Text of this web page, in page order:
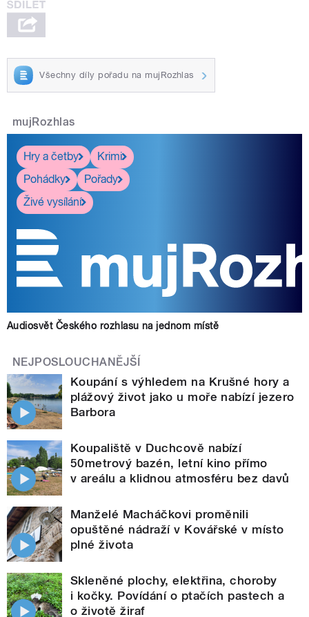
Všechny díly pořadu na mujRozhlas
mujRozhlas
Hry a četby
Krimi
Pohádky
Pořady
Živé vysílání
Audiosvět Českého rozhlasu na jednom místě
NEJPOSLOUCHANĚJŠÍ
Koupání s výhledem na Krušné hory a
plážový život jako u moře nabízí jezero
Barbora
Koupaliště v Duchcově nabízí
50metrový bazén, letní kino přímo
v areálu a klidnou atmosféru bez davů
Manželé Macháčkovi proměnili
opuštěné nádraží v Kovářské v místo
plné života
Skleněné plochy, elektřina, choroby
i kočky. Povídání o ptačích pastech a
o životě žiraf